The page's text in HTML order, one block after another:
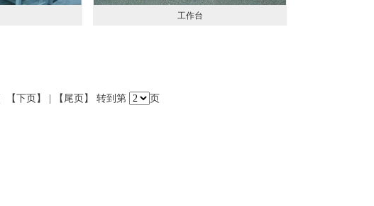
工作台
| 【下页】 | 【尾页】 转到第 页